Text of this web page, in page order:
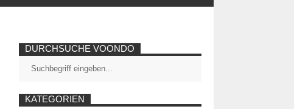
DURCHSUCHE VOONDO
KATEGORIEN